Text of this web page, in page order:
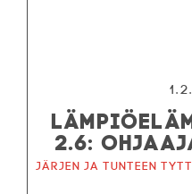
2.6:
Järjen ja tunteen